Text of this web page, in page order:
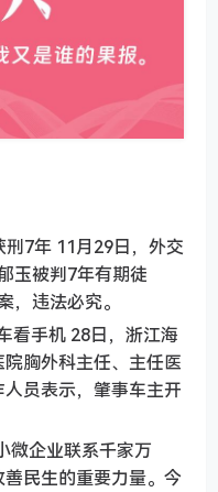
7年 11月29日，外交
玉被判7年有期徒
，违法必究。
看手机 28日，浙江海
胸外科主任、主任医
员表示，肇事车主开
微企业联系千家万
民生的重要力量。今